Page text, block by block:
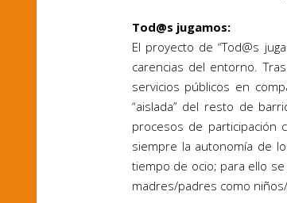
Tod@s jugamos:
El proyecto de “Tod@s
carencias del entorno.
servicios públicos en
“aislada” del resto de
procesos de participación
siempre la autonomía de
tiempo de ocio; para ello
madres/padres como niños/